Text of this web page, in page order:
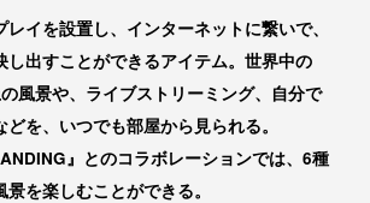
レイを設置し、インターネットに繋いで、
し出すことができるアイテム。世界中の
風景や、ライブストリーミング、自分で
を、いつでも部屋から見られる。
』とのコラボレーションでは、6種
を楽しむことができる。